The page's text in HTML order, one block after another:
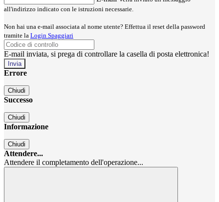
all'indirizzo indicato con le istruzioni necessarie.
Non hai una e-mail associata al nome utente? Effettua il reset della password
tramite la Login Spaggiari
E-mail inviata, si prega di controllare la casella di posta elettronica!
Errore
Chiudi
Successo
Chiudi
Informazione
Chiudi
Attendere...
Attendere il completamento dell'operazione...